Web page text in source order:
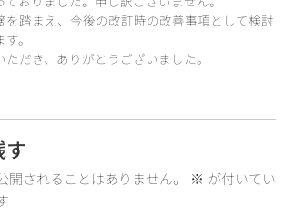
を踏まえ、今後の改訂時の改善事項として検討
。
ただき、ありがとうございました。
す
開されることはありません。 ※ が付いてい